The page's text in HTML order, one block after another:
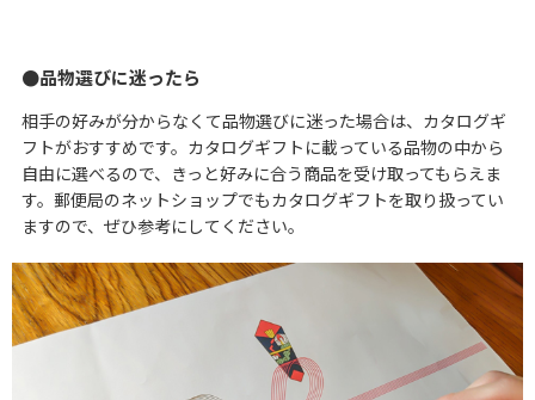
品物選びに迷ったら
相手の好みが分からなくて品物選びに迷った場合は、カタログギ
フトがおすすめです。カタログギフトに載っている品物の中から
自由に選べるので、きっと好みに合う商品を受け取ってもらえま
す。郵便局のネットショップでもカタログギフトを取り扱ってい
ますので、ぜひ参考にしてください。